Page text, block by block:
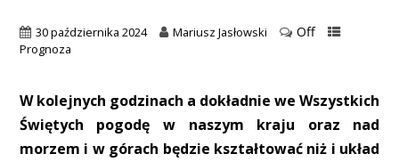
30 października 2024 Mariusz Jasłowski Off
Prognoza
W kolejnych godzinach a dokładnie we Wszystkich
Świętych pogodę w naszym kraju oraz nad
morzem i w górach będzie kształtować niż i układ